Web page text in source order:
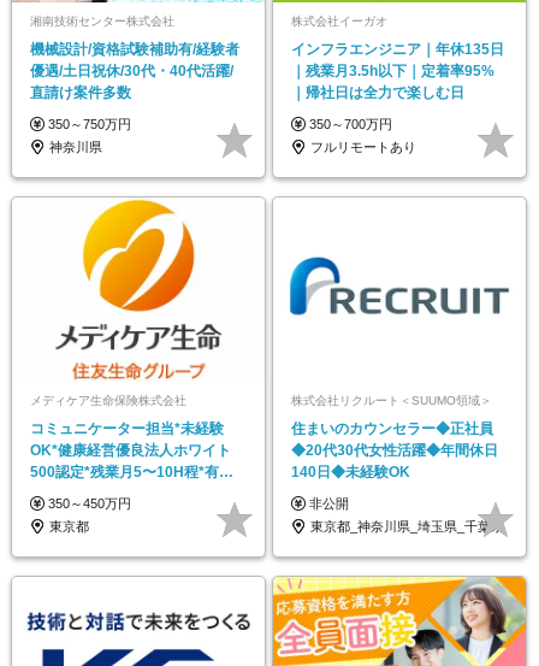
湘南技術センター株式会社
機械設計/資格試験補助有/経験者
優遇/土日祝休/30代・40代活躍/
直請け案件多数
350～750万円
神奈川県
株式会社イーガオ
インフラエンジニア｜年休135日
｜残業月3.5h以下｜定着率95%
｜帰社日は全力で楽しむ日
350～700万円
フルリモートあり
メディケア生命保険株式会社
コミュニケーター担当*未経験
OK*健康経営優良法人ホワイト
500認定*残業月5〜10H程*有給
取得80%
350～450万円
東京都
株式会社リクルート＜SUUMO領域＞
住まいのカウンセラー◆正社員
◆20代30代女性活躍◆年間休日
140日◆未経験OK
非公開
東京都_神奈川県_埼玉県_千葉県